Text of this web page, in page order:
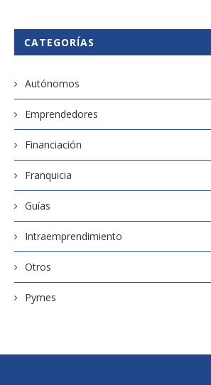
CATEGORÍAS
Autónomos
Emprendedores
Financiación
Franquicia
Guías
Intraemprendimiento
Otros
Pymes